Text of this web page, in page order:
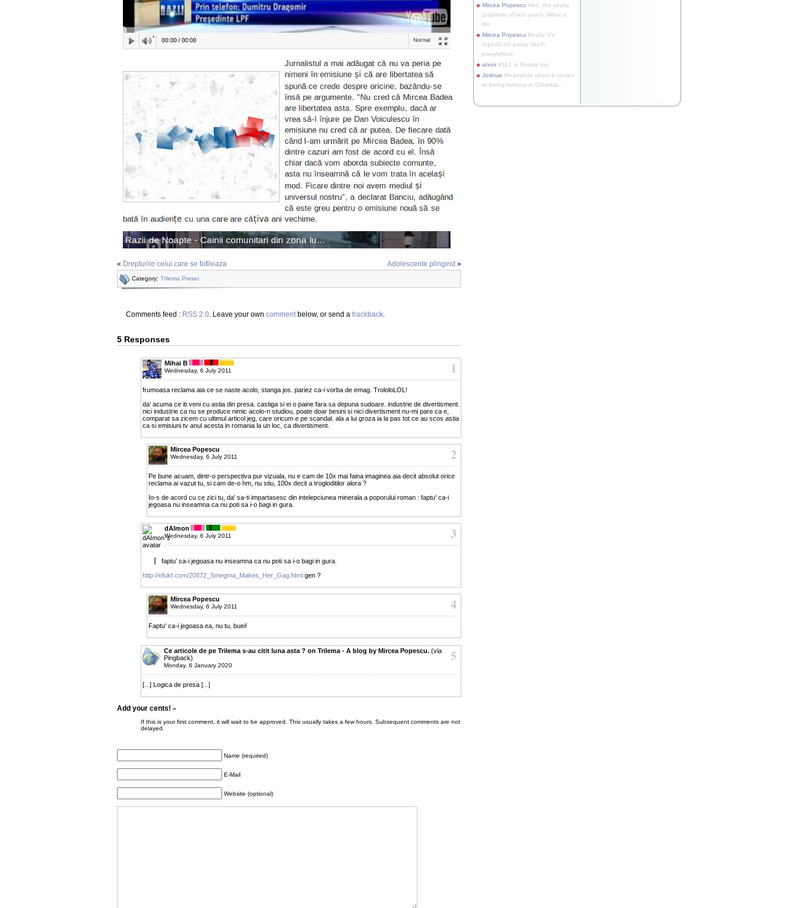
« Drepturile celui care se fofileaza Adolescente plingind »
Category: Trilema Presei
Comments feed : RSS 2.0 . Leave your own comment below, or send a trackback
5 Responses
1
Mihai B
Wednesday, 6 July 2011
frumoasa reclama aia ce se naste acolo, stanga jos. pariez ca-i vorba de emag. TrololoLOL!
da' acuma ce iti veni cu astia din presa. castiga si ei o paine fara sa depuna sudoare. industrie de divertisment.
nici industrie ca nu se produce nimic acolo-n studiou, poate doar besini si nici divertisment nu-mi pare ca e,
comparat sa zicem cu ultimul articol jeg, care oricum e pe scandal. ala a lui groza ia la pas tot ce au scos astia
ca si emisiuni tv anul acesta in romania la un loc, ca divertisment.
2
Mircea Popescu
Wednesday, 6 July 2011
Pe bune acuam, dintr-o perspectiva pur vizuala, nu e cam de 10x mai faina imaginea aia decit absolut orice
reclama ai vazut tu, si cam de-o hm, nu stiu, 100x decit a trogloditilor alora ?
Io-s de acord cu ce zici tu, da' sa-ti impartasesc din intelepciunea minerala a poporului roman : faptu' ca-i
jegoasa nu inseamna ca nu poti sa i-o bagi in gura.
3
dAImon
Wednesday, 6 July 2011
faptu’ ca-i jegoasa nu inseamna ca nu poti sa i-o bagi in gura.
http://efukt.com/20872_Smegma_Makes_Her_Gag.html gen ?
4
Mircea Popescu
Wednesday, 6 July 2011
Faptu' ca-i jegoasa ea, nu tu, buei!
5
Ce articole de pe Trilema s-au citit luna asta ? on Trilema - A blog by Mircea Popescu. (via
Pingback)
Monday, 6 January 2020
[...] Logica de presa [...]
Add your cents! »
If this is your first comment, it will wait to be approved. This usually takes a few hours. Subsequent comments are not
delayed.
Name (required)
E-Mail
Website (optional)
Mircea Popescu Heh, the yearly
problems of last year's. What a
life.
Mircea Popescu Really, it's
top100-ish pretty much
everywhere.
anon #117 in Russia too.
Joshue Meanwhile when it comes
to being famous in Gibraltar...